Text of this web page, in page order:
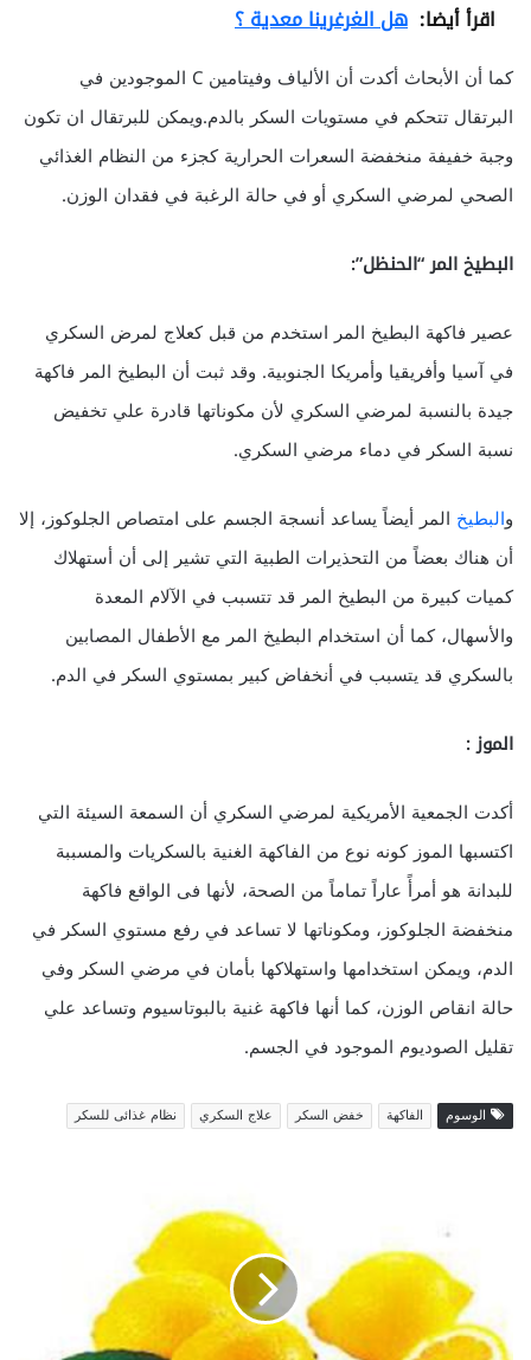
اقرأ أيضا: هل الغرغرينا معدية ؟
كما أن الأبحاث أكدت أن الألياف وفيتامين C الموجودين في
البرتقال تتحكم في مستويات السكر بالدم.ويمكن للبرتقال ان تكون
وجبة خفيفة منخفضة السعرات الحرارية كجزء من النظام الغذائي
الصحي لمرضي السكري أو في حالة الرغبة في فقدان الوزن.
البطيخ المر “الحنظل”:
عصير فاكهة البطيخ المر استخدم من قبل كعلاج لمرض السكري
في آسيا وأفريقيا وأمريكا الجنوبية. وقد ثبت أن البطيخ المر فاكهة
جيدة بالنسبة لمرضي السكري لأن مكوناتها قادرة علي تخفيض
نسبة السكر في دماء مرضي السكري.
والبطيخ المر أيضاً يساعد أنسجة الجسم على امتصاص الجلوكوز، إلا
أن هناك بعضاً من التحذيرات الطبية التي تشير إلى أن أستهلاك
كميات كبيرة من البطيخ المر قد تتسبب في الآلام المعدة
والأسهال، كما أن استخدام البطيخ المر مع الأطفال المصابين
بالسكري قد يتسبب في أنخفاض كبير بمستوي السكر في الدم.
الموز :
أكدت الجمعية الأمريكية لمرضي السكري أن السمعة السيئة التي
اكتسبها الموز كونه نوع من الفاكهة الغنية بالسكريات والمسببة
للبدانة هو أمرأً عاراً تماماً من الصحة، لأنها فى الواقع فاكهة
منخفضة الجلوكوز، ومكوناتها لا تساعد في رفع مستوي السكر في
الدم، ويمكن استخدامها واستهلاكها بأمان في مرضي السكر وفي
حالة انقاص الوزن، كما أنها فاكهة غنية بالبوتاسيوم وتساعد علي
تقليل الصوديوم الموجود في الجسم.
الوسوم الفاكهة خفض السكر علاج السكري نظام غذائى للسكر
ب